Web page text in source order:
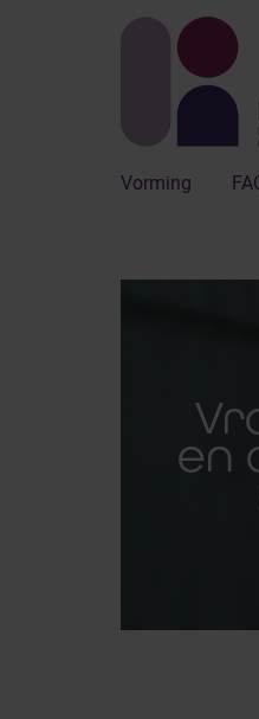
Vorming
en